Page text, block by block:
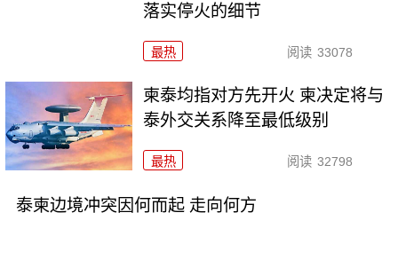
落实停火的细节
最热 阅读 33078
柬泰均指对方先开火 柬决定将与
泰外交关系降至最低级别
最热 阅读 32798
泰柬边境冲突因何而起 走向何方